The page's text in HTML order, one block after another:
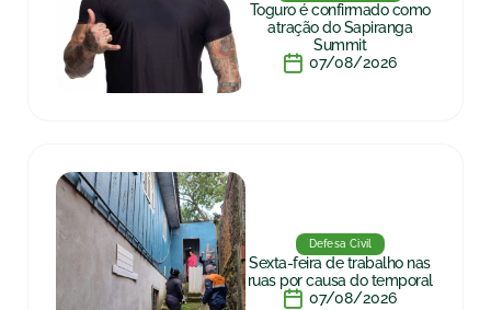
Toguro é confirmado como
atração do Sapiranga
Summit
07/08/2026
Defesa Civil
Sexta-feira de trabalho nas
ruas por causa do temporal
07/08/2026